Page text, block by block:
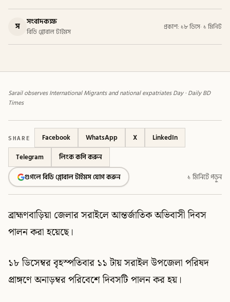
স সংবাদকক্ষ
বিডি গ্লোবাল টাইমস
প্রকাশ: ১৮ ডিসে· ১ মিনিট
Sarail observes International Migrants and national expatriates Day · Daily BD
Times
SHARE Facebook WhatsApp X
LinkedIn
Telegram
লিংক কপি করুন
গুগলে বিডি গ্লোবাল টাইমস যোগ করুন
১ মিনিটে পড়ুন
ব্রাহ্মণবাড়িয়া জেলার সরাইলে আন্তর্জাতিক অভিবাসী দিবস
পালন করা হয়েছে।
১৮ ডিসেম্বর বৃহস্পতিবার ১১ টায় সরাইল উপজেলা পরিষদ
প্রাঙ্গণে অনাড়ম্বর পরিবেশে দিবসটি পালন কর হয়।